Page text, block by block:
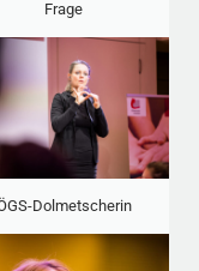
Frage
Dolmetscherin